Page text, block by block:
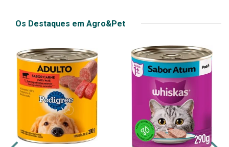
Os Destaques em Agro&Pet